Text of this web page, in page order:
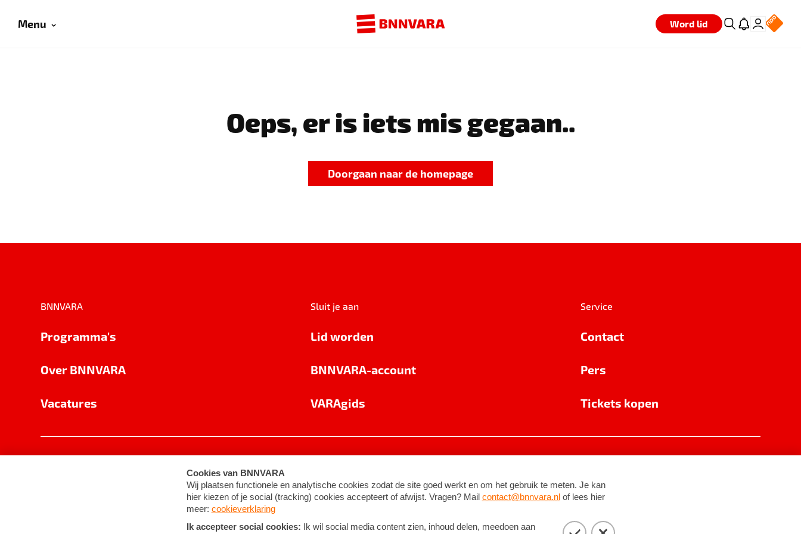
Menu Word lid
Oeps, er is iets mis gegaan..
Doorgaan naar de homepage
BNNVARA
Programma's
Over BNNVARA
Vacatures
Sluit je aan
Lid worden
BNNVARA-account
VARAgids
Service
Contact
Pers
Tickets kopen
Cookie-instellingen Algemene voorwaarden ©2026BNNVARA